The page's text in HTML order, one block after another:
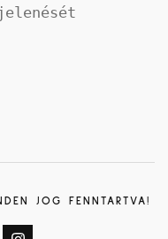
JOG FENNTARTVA!